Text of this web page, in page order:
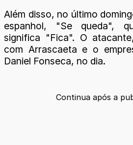
Além disso, no último
espanhol, "Se queda",
significa "Fica". O
com Arrascaeta e o
Daniel Fonseca, no dia.
Continua após a